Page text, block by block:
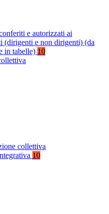
e autorizzati ai
(dirigenti e non dirigenti) (da
in tabelle) 10
collettiva
10